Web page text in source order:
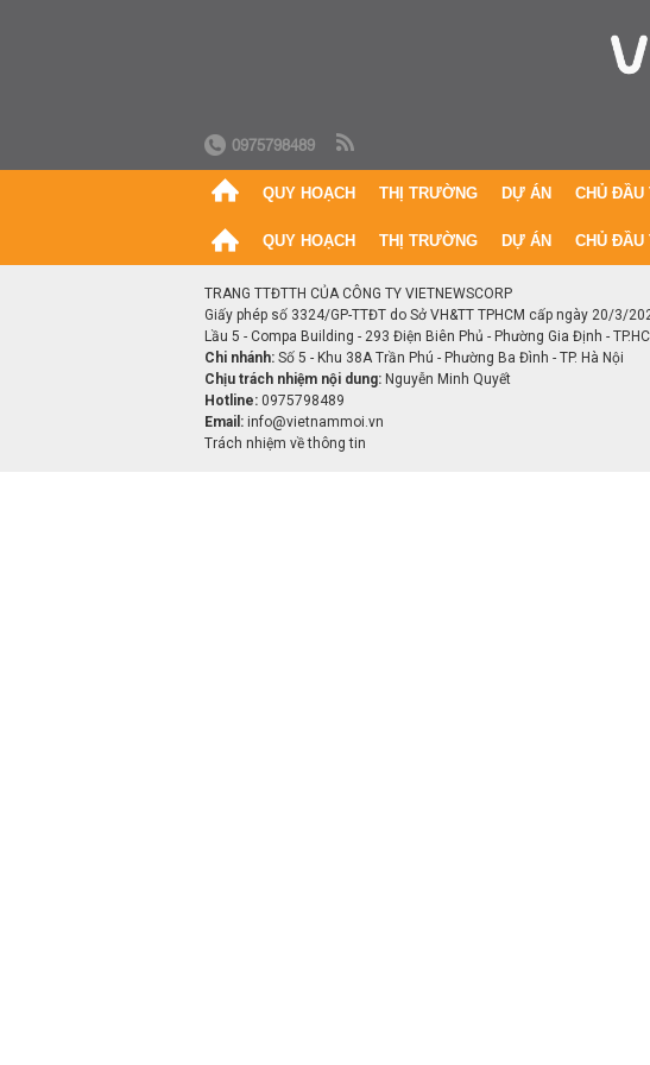
0975798489
QUY HOẠCH THỊ TRƯỜNG DỰ ÁN CHỦ ĐẦU
QUY HOẠCH THỊ TRƯỜNG DỰ ÁN CHỦ ĐẦU
TRANG TTĐTTH CỦA CÔNG TY VIETNEWSCORP
Giấy phép số 3324/GP-TTĐT do Sở VH&TT TPHCM cấp ngày 20/3/
Lầu 5 - Compa Building - 293 Điện Biên Phủ - Phường Gia Định -
Chi nhánh: Số 5 - Khu 38A Trần Phú - Phường Ba Đình - TP. Hà Nội
Chịu trách nhiệm nội dung: Nguyễn Minh Quyết
Hotline: 0975798489
Email: info@vietnammoi.vn
Trách nhiệm về thông tin